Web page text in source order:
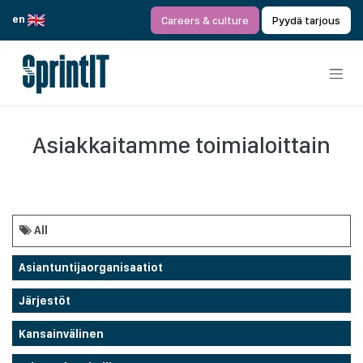
en
Careers & culture Pyydä tarjous
Asiakkaitamme toimialoittain
All
Asiantuntijaorganisaatiot
Järjestöt
Kansainvälinen